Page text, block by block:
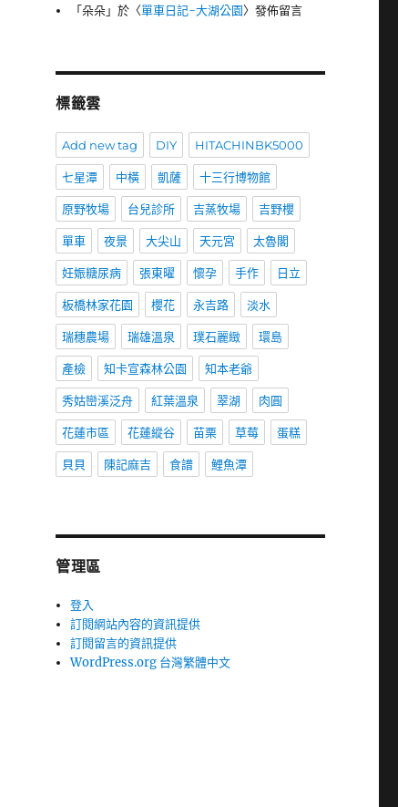
「朵朵」於〈單車日記-大湖公園〉發佈留言
標籤雲
Add new tag DIY HITACHINBK5000
七星潭 中橫 凱薩 十三行博物館
原野牧場 台兒診所 吉蒸牧場 吉野櫻
單車 夜景 大尖山 天元宮 太魯閣
妊娠糖尿病 張東曜 懷孕 手作 日立
板橋林家花園 櫻花 永吉路 淡水
瑞穗農場 瑞雄溫泉 璞石麗緻 環島
產檢 知卡宣森林公園 知本老爺
秀姑巒溪泛舟 紅葉溫泉 翠湖 肉圓
花蓮市區 花蓮縱谷 苗栗 草莓 蛋糕
貝貝 陳記麻吉 食譜 鯉魚潭
管理區
登入
訂閱網站內容的資訊提供
訂閱留言的資訊提供
WordPress.org 台灣繁體中文